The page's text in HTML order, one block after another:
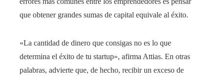
que obtener grandes sumas de capital equivale al éxito.
«La cantidad de dinero que consigas no es lo que
determina el éxito de tu startup», afirma Attias. En otras
palabras, advierte que, de hecho, recibir un exceso de